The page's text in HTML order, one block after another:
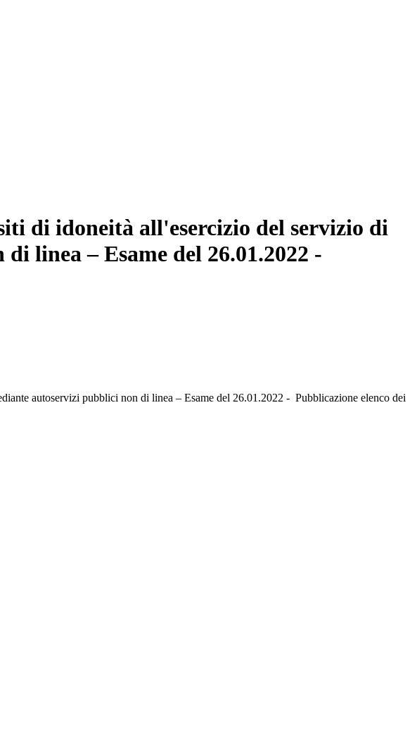
di idoneità all'esercizio del servizio di
linea – Esame del 26.01.2022 -
autoservizi pubblici non di linea – Esame del 26.01.2022 - Pubblicazione elenco dei